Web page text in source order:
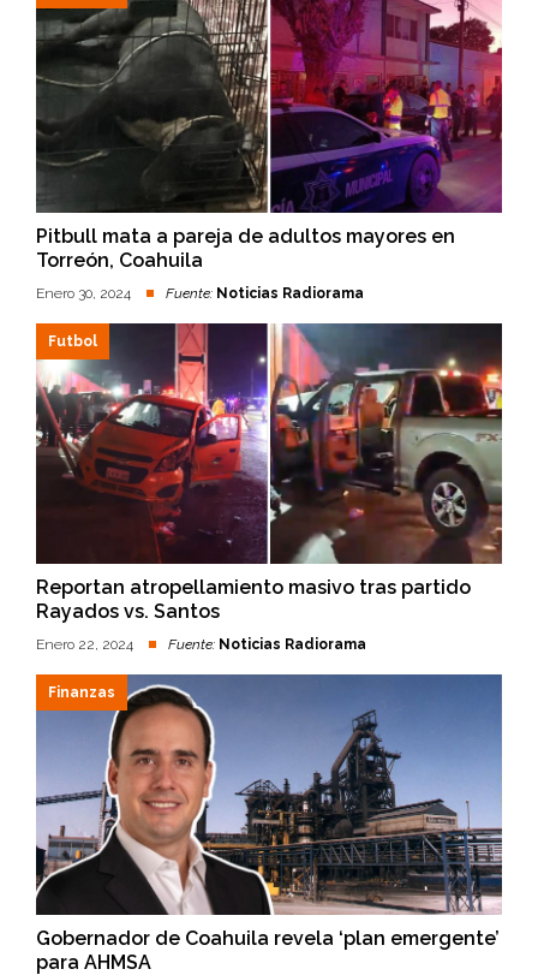
Pitbull mata a pareja de adultos mayores en
Torreón, Coahuila
Enero 30, 2024 Fuente: Noticias Radiorama
Futbol
Reportan atropellamiento masivo tras partido
Rayados vs. Santos
Enero 22, 2024 Fuente: Noticias Radiorama
Finanzas
Gobernador de Coahuila revela ‘plan emergente’
para AHMSA